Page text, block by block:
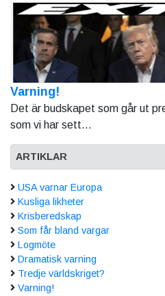
Varning!
Det är budskapet som går ut
som vi har sett...
ARTIKLAR
USA varnar Europa
Kusliga likheter
Krisberedskap
Som får bland vargar
Logmöte
Dramatisk varning
Tredje världskriget?
Varning!